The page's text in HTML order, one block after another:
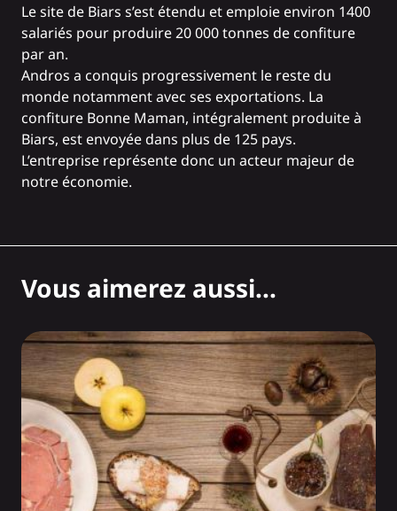
Le site de Biars s’est étendu et emploie environ 1400
salariés pour produire 20 000 tonnes de confiture
par an.
Andros a conquis progressivement le reste du
monde notamment avec ses exportations. La
confiture Bonne Maman, intégralement produite à
Biars, est envoyée dans plus de 125 pays.
L’entreprise représente donc un acteur majeur de
notre économie.
Vous aimerez aussi...